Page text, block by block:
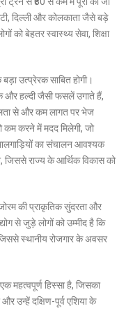
दिल्ली और कोलकाता जैसे बड़े
को बेहतर स्वास्थ्य सेवा, शिक्षा
उत्प्रेरक साबित होगी।
और हल्दी जैसी फसलें उगाते हैं,
से और कम लागत पर भेज
करने में मदद मिलेगी, जो
का संचालन आवश्यक
जिससे राज्य के आर्थिक विकास को
की प्राकृतिक सुंदरता और
से जुड़े लोगों को उम्मीद है कि
स्थानीय रोजगार के अवसर
महत्वपूर्ण हिस्सा है, जिसका
और उन्हें दक्षिण-पूर्व एशिया के